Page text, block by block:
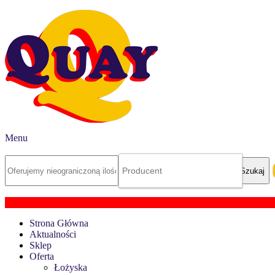
Menu
Strona Główna
Aktualności
Sklep
Oferta
Łożyska